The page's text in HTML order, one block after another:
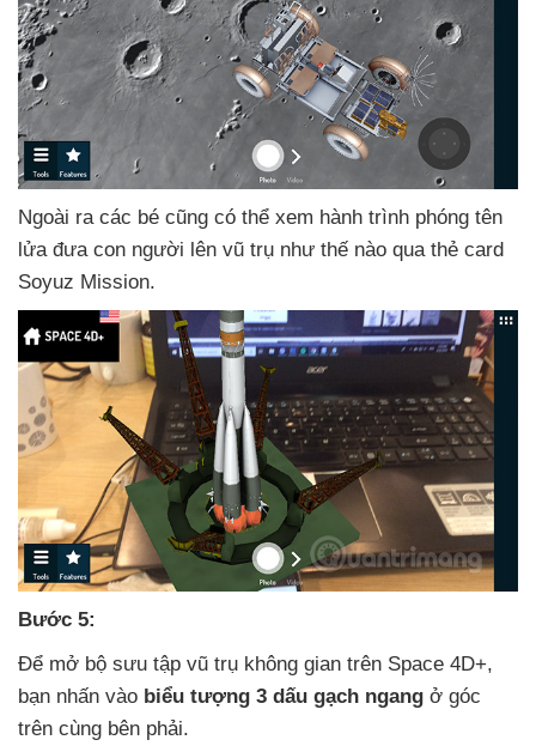
Ngoài ra các bé cũng có thể xem hành trình phóng tên
lửa đưa con người lên vũ trụ như thế nào qua thẻ card
Soyuz Mission.
Bước 5:
Để mở bộ sưu tập vũ trụ không gian trên Space 4D+,
bạn nhấn vào biểu tượng 3 dấu gạch ngang ở góc
trên cùng bên phải.